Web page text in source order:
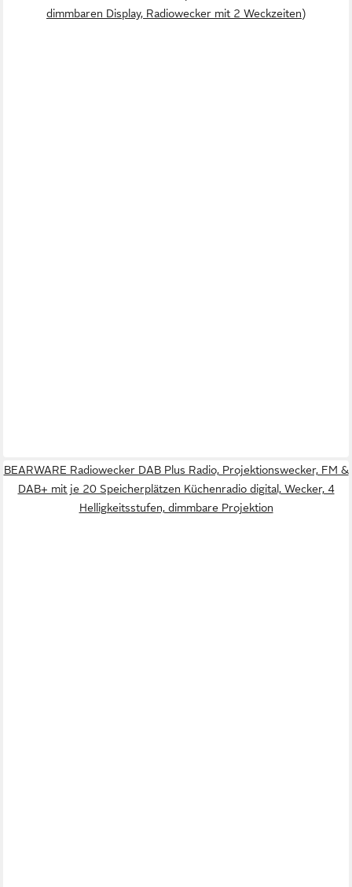
dimmbaren Display, Radiowecker mit 2 Weckzeiten)
BEARWARE Radiowecker DAB Plus Radio, Projektionswecker, FM &
DAB+ mit je 20 Speicherplätzen Küchenradio digital, Wecker, 4
Helligkeitsstufen, dimmbare Projektion